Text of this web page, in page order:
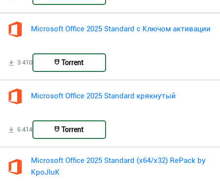
Microsoft Office 2025 Standard с Ключом активации
3 410 Torrent
Microsoft Office 2025 Standard крякнутый
6 414 Torrent
Microsoft Office 2025 Standard (x64/x32) RePack by
KpoJIuK